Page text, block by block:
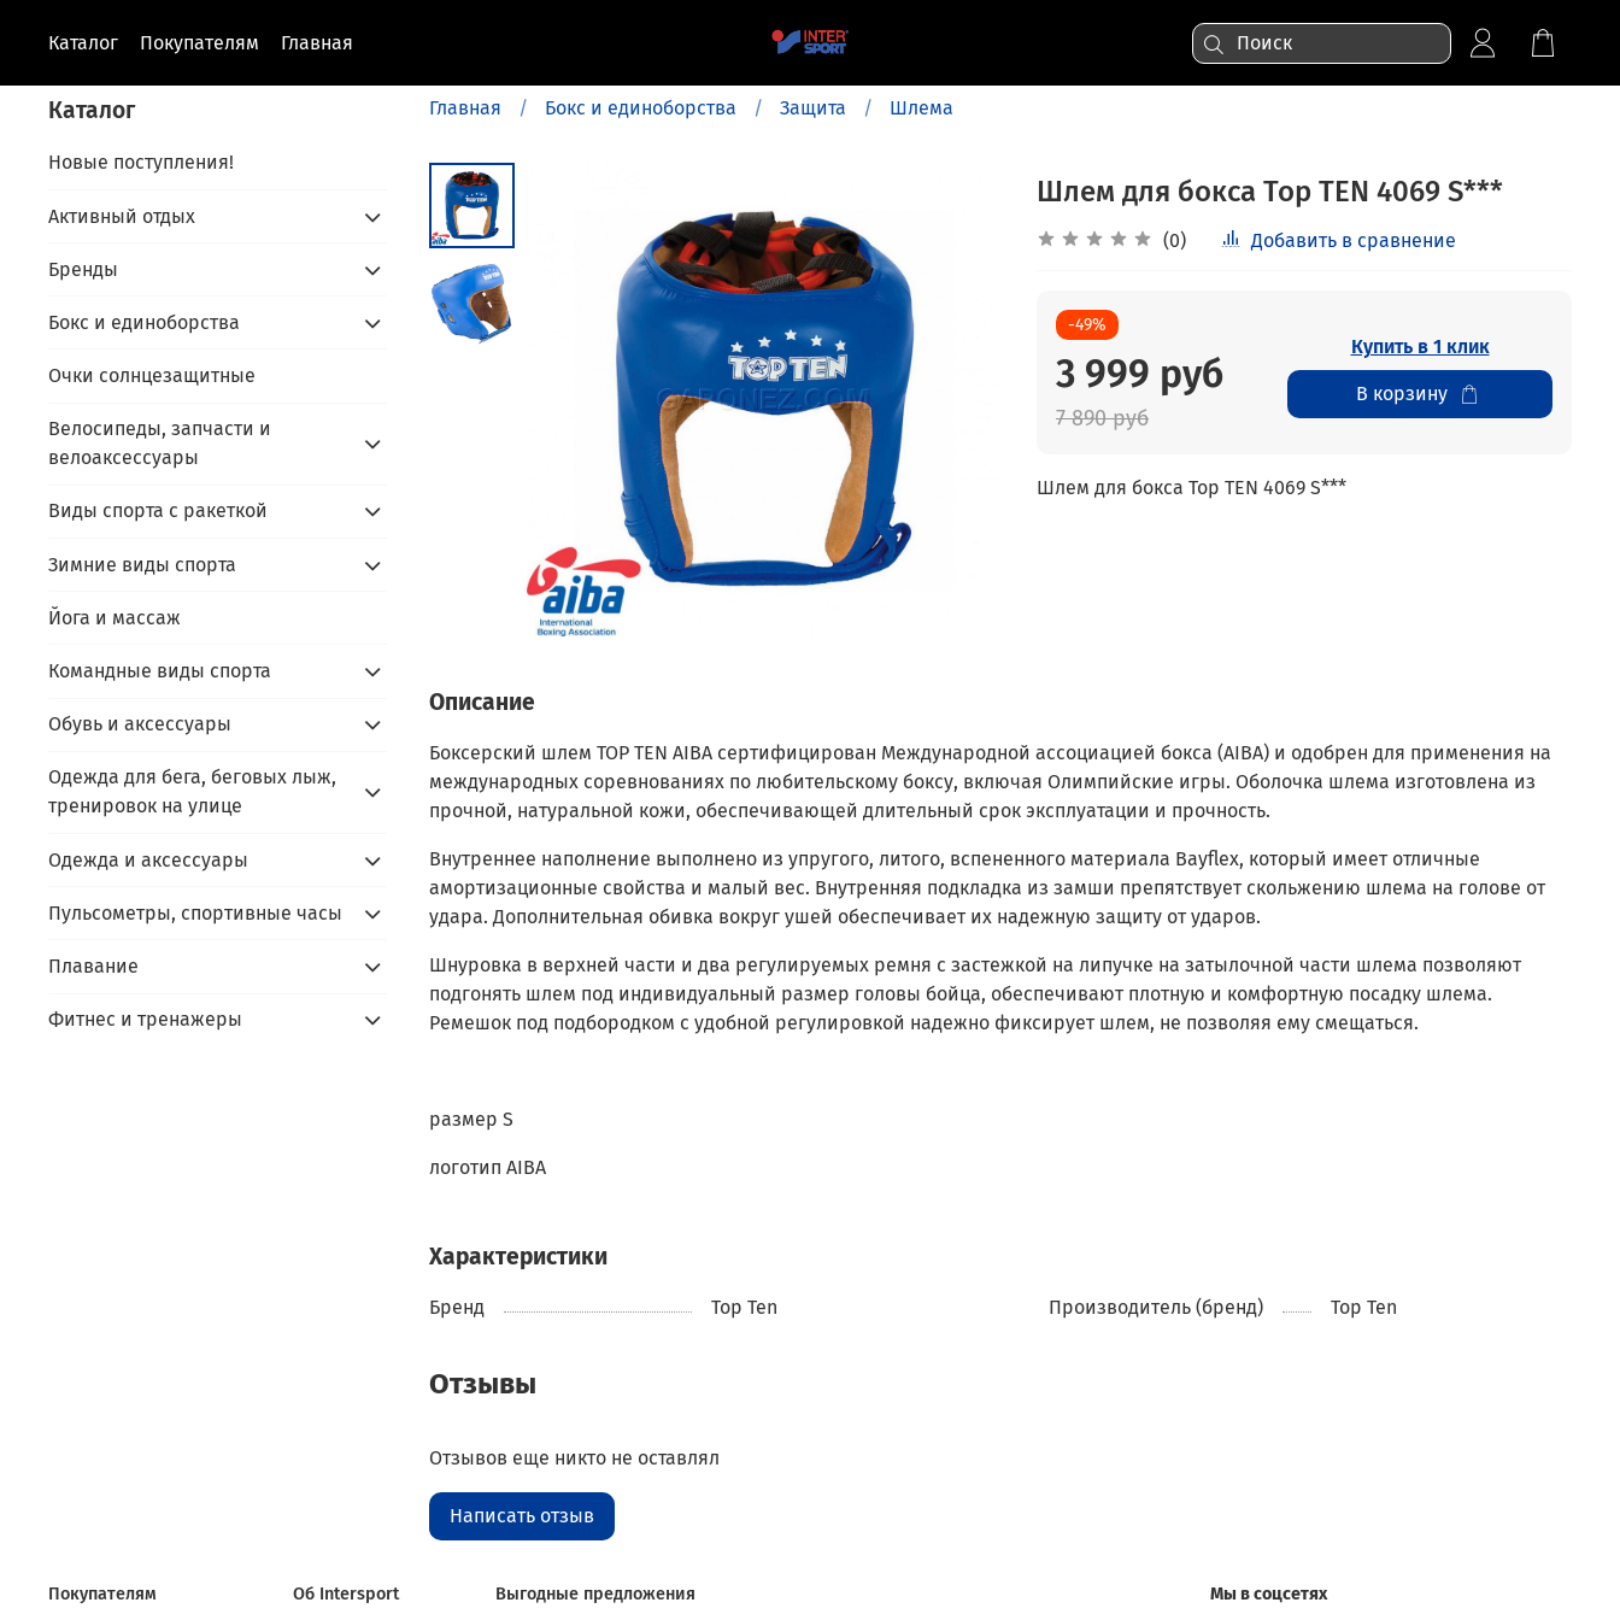
Каталог Покупателям Главная
Главная Бокс и единоборства Защита Шлема
Шлем для бокса Top TEN 4069 S***
(0) Добавить в сравнение
-49%
3 999 руб
7 890 руб
Купить в 1 клик
В корзину
Шлем для бокса Top TEN 4069 S***
Описание
Боксерский шлем TOP TEN AIBA сертифицирован Международной ассоциацией бокса (AIBA) и одобрен для применения на
международных соревнованиях по любительскому боксу, включая Олимпийские игры. Оболочка шлема изготовлена из
прочной, натуральной кожи, обеспечивающей длительный срок эксплуатации и прочность.
Внутреннее наполнение выполнено из упругого, литого, вспененного материала Bayflex, который имеет отличные
амортизационные свойства и малый вес. Внутренняя подкладка из замши препятствует скольжению шлема на голове от
удара. Дополнительная обивка вокруг ушей обеспечивает их надежную защиту от ударов.
Шнуровка в верхней части и два регулируемых ремня с застежкой на липучке на затылочной части шлема позволяют
подгонять шлем под индивидуальный размер головы бойца, обеспечивают плотную и комфортную посадку шлема.
Ремешок под подбородком с удобной регулировкой надежно фиксирует шлем, не позволяя ему смещаться.
размер S
логотип AIBA
Характеристики
Бренд Top Ten Производитель (бренд) Top Ten
Отзывы
Отзывов еще никто не оставлял
Написать отзыв
Каталог
Новые поступления!
Активный отдых
Бренды
Бокс и единоборства
Очки солнцезащитные
Велосипеды, запчасти и
велоаксессуары
Виды спорта с ракеткой
Зимние виды спорта
Йога и массаж
Командные виды спорта
Обувь и аксессуары
Одежда для бега, беговых лыж,
тренировок на улице
Одежда и аксессуары
Пульсометры, спортивные часы
Плавание
Фитнес и тренажеры
Покупателям Об Intersport Выгодные предложения Мы в соцсетях